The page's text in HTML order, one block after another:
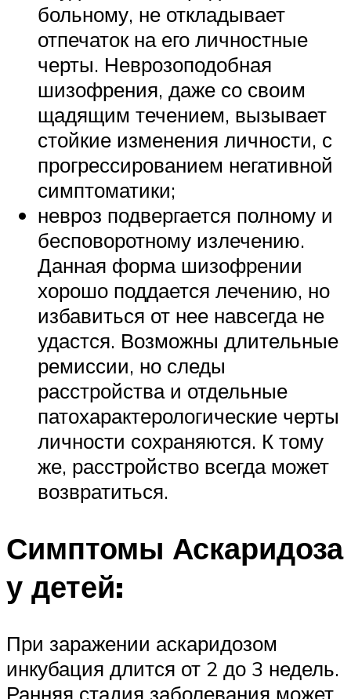
больному, не откладывает
отпечаток на его личностные
черты. Неврозоподобная
шизофрения, даже со своим
щадящим течением, вызывает
стойкие изменения личности, с
прогрессированием негативной
симптоматики;
невроз подвергается полному и
бесповоротному излечению.
Данная форма шизофрении
хорошо поддается лечению, но
избавиться от нее навсегда не
удастся. Возможны длительные
ремиссии, но следы
расстройства и отдельные
патохарактерологические черты
личности сохраняются. К тому
же, расстройство всегда может
возвратиться.
Симптомы Аскаридоза
у детей:
При заражении аскаридозом
инкубация длится от 2 до 3 недель.
Ранняя стадия заболевания может